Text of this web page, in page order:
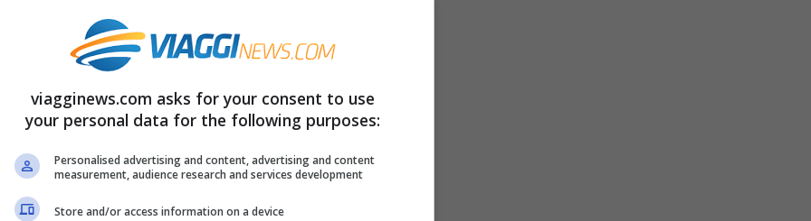
occupa più spazio rispetto agli abiti
Per la biancheria intima, prevedi
vanno cambiate quotidianamente,
viagginews.com asks for your consent to use
your personal data for the following purposes:
Personalised advertising and content, advertising and content
measurement, audience research and services development
Store and/or access information on a device